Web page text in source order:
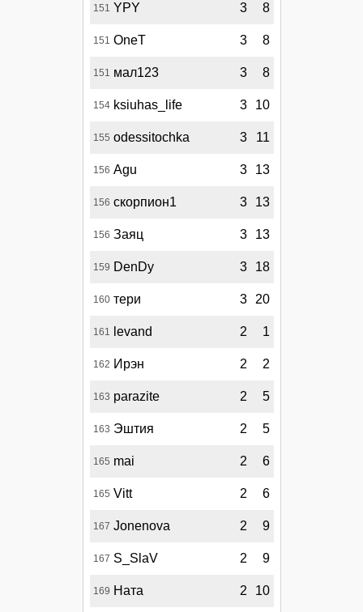
151 YPY 3 8
151 OneT 3 8
151 мал123 3 8
154 ksiuhas_life 3 10
155 odessitochka 3 11
156 Agu 3 13
156 скорпион1 3 13
156 Заяц 3 13
159 DenDy 3 18
160 тери 3 20
161 levand 2 1
162 Ирэн 2 2
163 parazite 2 5
163 Эштия 2 5
165 mai 2 6
165 Vitt 2 6
167 Jonenova 2 9
167 S_SlaV 2 9
169 Ната 2 10